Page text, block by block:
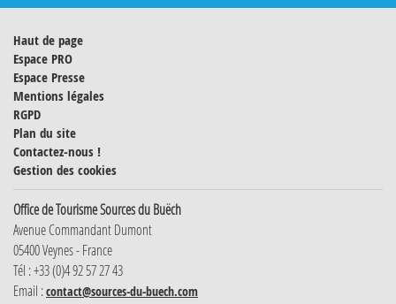
Haut de page
Espace PRO
Espace Presse
Mentions légales
RGPD
Plan du site
Contactez-nous !
Gestion des cookies
Office de Tourisme Sources du Buëch
Avenue Commandant Dumont
05400 Veynes - France
Tél : +33 (0)4 92 57 27 43
Email :contact@sources-du-buech.com